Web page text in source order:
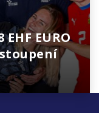
EURO